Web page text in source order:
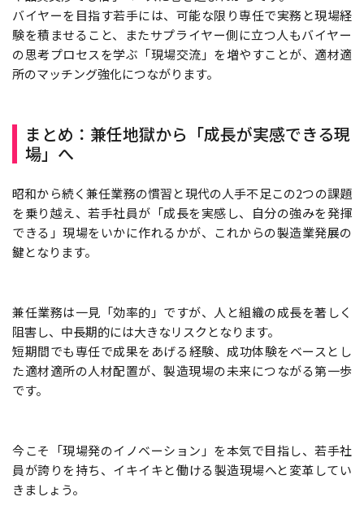
バイヤーを目指す若手には、可能な限り専任で実務と現場経
験を積ませること、またサプライヤー側に立つ人もバイヤー
の思考プロセスを学ぶ「現場交流」を増やすことが、適材適
所のマッチング強化につながります。
まとめ：兼任地獄から「成長が実感できる現
場」へ
昭和から続く兼任業務の慣習と現代の人手不足――この2つの課題
を乗り越え、若手社員が「成長を実感し、自分の強みを発揮
できる」現場をいかに作れるかが、これからの製造業発展の
鍵となります。
兼任業務は一見「効率的」ですが、人と組織の成長を著しく
阻害し、中長期的には大きなリスクとなります。
短期間でも専任で成果をあげる経験、成功体験をベースとし
た適材適所の人材配置が、製造現場の未来につながる第一歩
です。
今こそ「現場発のイノベーション」を本気で目指し、若手社
員が誇りを持ち、イキイキと働ける製造現場へと変革してい
きましょう。